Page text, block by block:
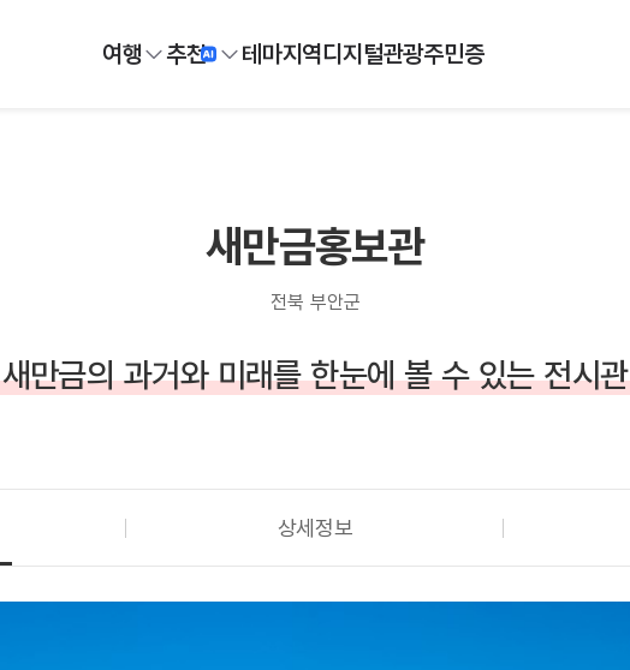
여행 추천 테마지역디지털관광주민증
새만금홍보관
전북 부안군
새만금의 과거와 미래를 한눈에 볼 수 있는 전시관
상세정보